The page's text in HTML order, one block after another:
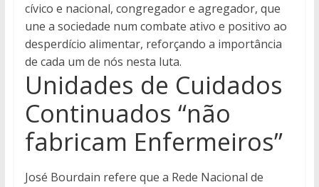
cívico e nacional, congregador e agregador, que
une a sociedade num combate ativo e positivo ao
desperdício alimentar, reforçando a importância
de cada um de nós nesta luta.
Unidades de Cuidados
Continuados “não
fabricam Enfermeiros”
José Bourdain refere que a Rede Nacional de